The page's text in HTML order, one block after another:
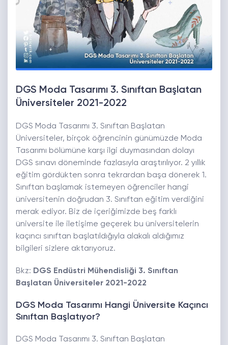
DGS Moda Tasarımı 3. Sınıftan Başlatan
Üniversiteler 2021-2022
DGS Moda Tasarımı 3. Sınıftan Başlatan
Üniversiteler, birçok öğrencinin günümüzde Moda
Tasarımı bölümüne karşı ilgi duymasından dolayı
DGS sınavı döneminde fazlasıyla araştırılıyor. 2 yıllık
eğitim gördükten sonra tekrardan başa dönerek 1.
Sınıftan başlamak istemeyen öğrenciler hangi
üniversitenin doğrudan 3. Sınıftan eğitim verdiğini
merak ediyor. Biz de içeriğimizde beş farklı
üniversite ile iletişime geçerek bu üniversitelerin
kaçıncı sınıftan başlatıldığıyla alakalı aldığımız
bilgileri sizlere aktarıyoruz.
Bkz: DGS Endüstri Mühendisliği 3. Sınıftan
Başlatan Üniversiteler 2021-2022
DGS Moda Tasarımı Hangi Üniversite Kaçıncı
Sınıftan Başlatıyor?
DGS Moda Tasarımı 3. Sınıftan Başlatan